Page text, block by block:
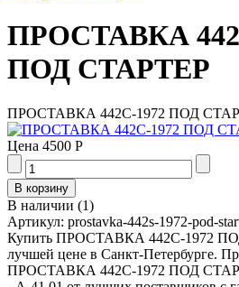
ПРОСТАВКА
ПОД СТАРТЕР
ПРОСТАВКА 442С-1972 ПОД
Цена 4500 Р
В наличии (1)
Артикул: prostavka-442s-1972-pod-
Купить ПРОСТАВКА 442С-1972
лучшей цене в Санкт-Петербурге.
ПРОСТАВКА 442С-1972 ПОД